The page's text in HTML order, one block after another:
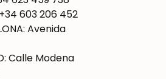
603 206 452
Avenida
Calle Modena